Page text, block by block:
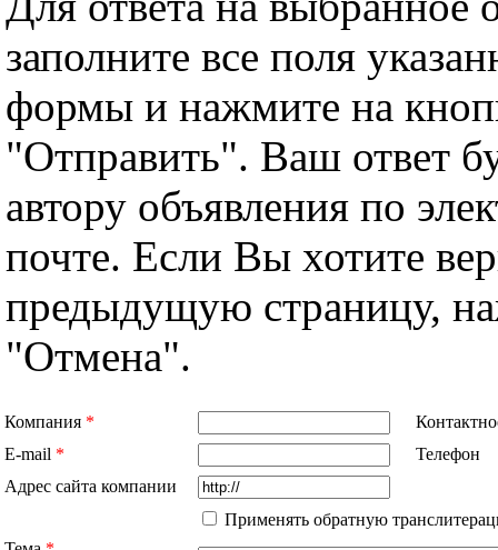
заполните все поля
формы и нажмите на
"Отправить". Ваш ответ
автору объявления по
почте. Если Вы хотите
предыдущую страницу,
"Отмена".
Компания *
E-mail *
Телефон
Адрес сайта компании
Применять обратную